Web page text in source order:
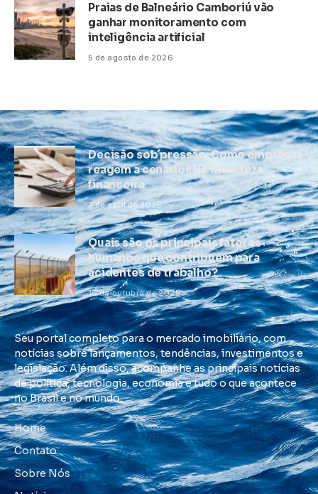
Praias de Balneário Camboriú vão
ganhar monitoramento com
inteligência artificial
5 de agosto de 2026
Decisão sob pressão: Como empresas
reagem a cenários de incerteza
financeira
7 de abril de 2026
Quais são os principais fatores
humanos que contribuem para
acidentes de trabalho?
16 de outubro de 2025
Seu portal completo para o mercado imobiliário, com
notícias sobre lançamentos, tendências, investimentos e
legislação. Além disso, acompanhe as principais notícias
de política, tecnologia, economia e tudo o que acontece
no Brasil e no mundo.
Home
Contato
Sobre Nós